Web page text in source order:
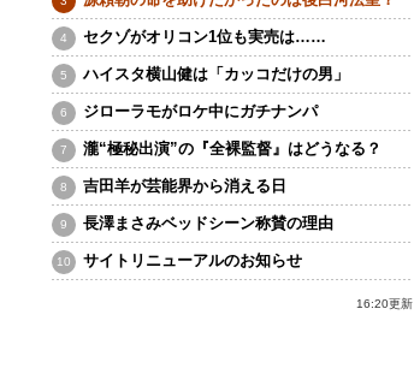
セクゾがオリコン1位も実売は……
ハイスタ横山健は「カッコだけの男」
ジローラモがロケ中にガチナンパ
瀧“極秘出演”の『全裸監督』はどうなる？
吉田羊が芸能界から消える日
長澤まさみベッドシーン称賛の理由
サイトリニューアルのお知らせ
16:20更新